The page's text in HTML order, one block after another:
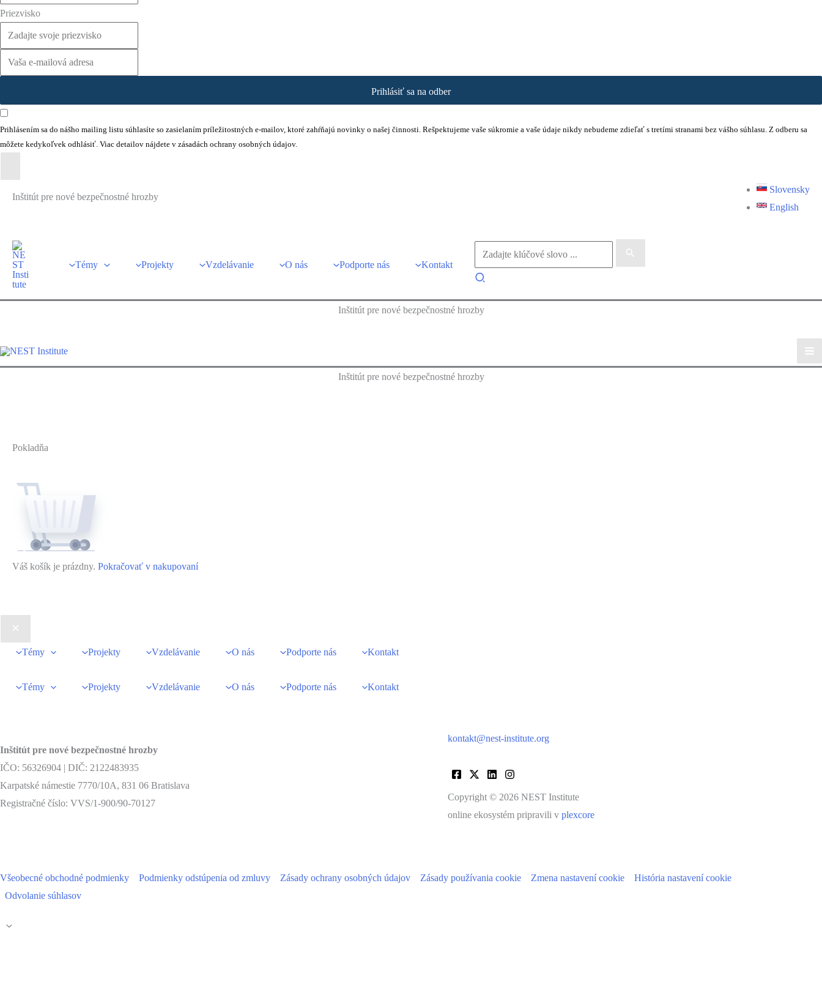
Priezvisko
Prihlásiť sa na odber
Prihlásením sa do nášho mailing listu súhlasíte so zasielaním príležitostných e-mailov, ktoré zahŕňajú novinky o našej činnosti. Rešpektujeme vaše súkromie a vaše údaje nikdy nebudeme zdieľať s tretími stranami bez vášho súhlasu. Z odberu sa
môžete kedykoľvek odhlásiť. Viac detailov nájdete v zásadách ochrany osobných údajov.
Inštitút pre nové bezpečnostné hrozby
Slovensky
English
Témy Projekty Vzdelávanie O nás Podporte nás Kontakt
Hľadať
Inštitút pre nové bezpečnostné hrozby
Inštitút pre nové bezpečnostné hrozby
Pokladňa
Váš košík je prázdny. Pokračovať v nakupovaní
Témy Projekty Vzdelávanie O nás Podporte nás Kontakt
Témy Projekty Vzdelávanie O nás Podporte nás Kontakt
Inštitút pre nové bezpečnostné hrozby
IČO: 56326904 | DIČ: 2122483935
Karpatské námestie 7770/10A, 831 06 Bratislava
Registračné číslo: VVS/1-900/90-70127
kontakt@nest-institute.org
Copyright © 2026 NEST Institute
online ekosystém pripravili v plexcore
Všeobecné obchodné podmienky Podmienky odstúpenia od zmluvy Zásady ochrany osobných údajov Zásady používania cookie Zmena nastavení cookie
História nastavení cookie
Odvolanie súhlasov
Návrat